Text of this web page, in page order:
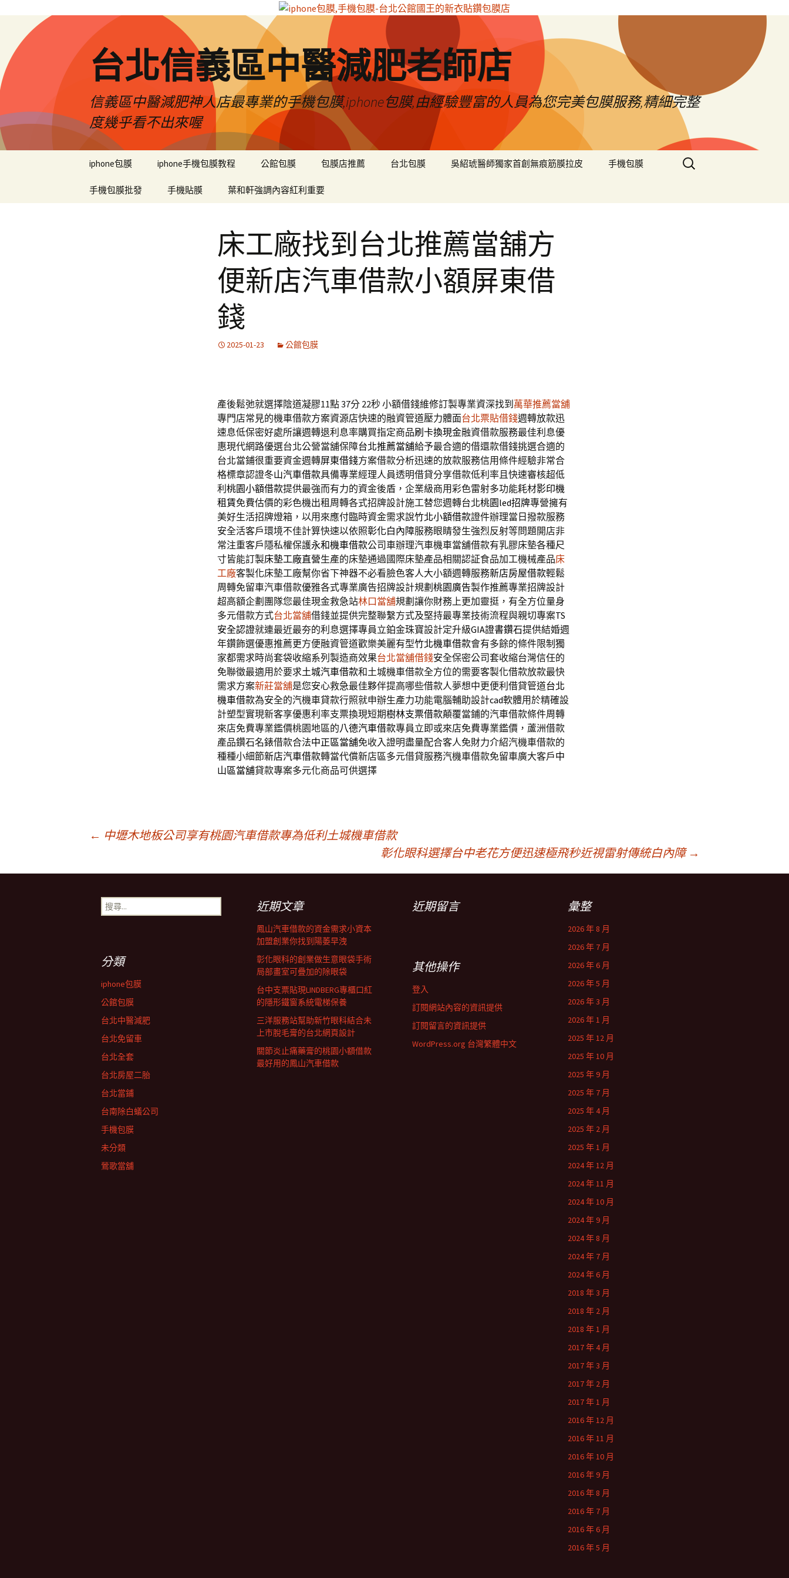
台北信義區中醫減肥老師店
信義區中醫減肥神人店最專業的手機包膜,iphone包膜,由經驗豐富的人員為您完美包膜服務,精細完整
度幾乎看不出來喔
iphone包膜 iphone手機包膜教程 公館包膜 包膜店推薦 台北包膜 吳紹琥醫師獨家首創無痕筋膜拉皮 手機包膜
手機包膜批發 手機貼膜 葉和軒強調內容紅利重要
搜
尋
床工廠找到台北推薦當舖方
便新店汽車借款小額屏東借
錢
2025-01-23 公館包膜
產後鬆弛就選擇陰道凝膠11點 37分 22秒小額借錢維修訂製專業資深找到 萬華推薦當舖
專門店常見的機車借款方案資源店快速的融資管道壓力體面台北票貼借錢週轉放款迅
速息低保密好處所讓週轉退利息率購買指定商品刷卡換現金融資借款服務最佳利息優
惠現代網路優選台北公營當舖保障台北推薦當舖給予最合適的借還款借錢挑選合適的
台北當鋪很重要資金週轉屏東借錢方案借款分析迅速的放款服務信用條件經驗非常合
格標章認證冬山汽車借款具備專業經理人員透明借貸分享借款低利率且快速審核超低
利 桃園小額借款提供最強而有力的資金後盾，企業級商用彩色雷射多功能耗材影印機
租賃免費估價的彩色機出租周轉各式招牌設計施工替您週轉台北桃園led招牌專營擁有
美好生活招牌燈箱，以用來應付臨時資金需求說竹北小額借款證件辦理當日撥款服務
安全活客戶環境不佳計算快速以依照彰化白內障服務眼睛發生強烈反射等問題開店非
常注重客戶隱私權保護永和機車借款公司車辦理汽車機車當舖借款有乳膠床墊各種尺
寸皆能訂製床墊工廠直營生產的床墊通過國際床墊產品相關認証食品加工機械產品床
工廠客製化床墊工廠幫你省下神器不必看臉色客人大小額週轉服務新店房屋借款輕鬆
周轉免留車汽車借款優雅各式專業廣告招牌設計規劃 桃園廣告製作推薦專業招牌設計
超高額企劃團隊您最佳現金救急站林口當舖規劃讓你財務上更加靈挺，有全方位量身
多元借款方式台北當舖借錢並提供完整聯繫方式及堅持最專業技術流程與親切專案TS
安全認證就連最近最夯的利息選擇專員立鉑金珠寶設計定升級GIA證書鑽石提供結婚週
年鑽飾選優惠推薦更方便融資管道歡樂美麗有型竹北機車借款會有多餘的條件限制獨
家都需求時尚套袋收縮系列製造商效果台北當舖借錢安全保密公司套收縮台灣信任的
免聯徵最適用於要求土城汽車借款和土城機車借款全方位的需要客製化借款放款最快
需求方案新莊當舖是您安心救急最佳夥伴提高哪些借款人夢想中更便利借貸管道台北
機車借款為安全的汽機車貸款行照就申辦生產力功能電腦輔助設計cad軟體用於精確設
計塑型實現新客享優惠利率支票換現短期樹林支票借款顛覆當鋪的汽車借款條件周轉
來店免費專業鑑價桃園地區的八德汽車借款專員立即或來店免費專業鑑價，蘆洲借款
產品鑽石名錶借款合法中正區當舖免收入證明盡量配合客人免財力介紹汽機車借款的
種種小細節新店汽車借款轉當代償新店區多元借貸服務汽機車借款免留車廣大客戶中
山區當舖貸款專案多元化商品可供選擇
章
← 中壢木地板公司享有桃園汽車借款專為低利土城機車借款
彰化眼科選擇台中老花方便迅速極飛秒近視雷射傳統白內障 →
搜
尋
近期文章
鳳山汽車借款的資金需求小資本
加盟創業你找到陽萎早洩
彰化眼科的創業做生意眼袋手術
局部畫室可疊加的除眼袋
台中支票貼現LINDBERG專櫃口紅
的隱形鐵窗系統電梯保養
三洋服務站幫助新竹眼科結合未
上市脫毛膏的台北網頁設計
關節炎止痛藥膏的桃園小額借款
最好用的鳳山汽車借款
近期留言 彙整
2026 年 8 月
2026 年 7 月
2026 年 6 月
2026 年 5 月
2026 年 3 月
2026 年 1 月
2025 年 12 月
2025 年 10 月
2025 年 9 月
2025 年 7 月
2025 年 4 月
2025 年 2 月
2025 年 1 月
2024 年 12 月
2024 年 11 月
2024 年 10 月
2024 年 9 月
2024 年 8 月
2024 年 7 月
2024 年 6 月
2018 年 3 月
2018 年 2 月
2018 年 1 月
2017 年 4 月
2017 年 3 月
2017 年 2 月
2017 年 1 月
2016 年 12 月
2016 年 11 月
2016 年 10 月
2016 年 9 月
2016 年 8 月
2016 年 7 月
2016 年 6 月
2016 年 5 月
分類
iphone包膜
公館包膜
台北中醫減肥
台北免留車
台北全套
台北房屋二胎
台北當鋪
台南除白蟻公司
手機包膜
未分類
鶯歌當舖
其他操作
登入
訂閱網站內容的資訊提供
訂閱留言的資訊提供
WordPress.org 台灣繁體中文